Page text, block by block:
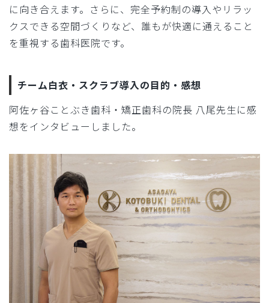
に向き合えます。さらに、完全予約制の導入やリラッ
クスできる空間づくりなど、誰もが快適に通えること
を重視する歯科医院です。
チーム白衣・スクラブ導入の目的・感想
阿佐ヶ谷ことぶき歯科・矯正歯科の院長 八尾先生に感
想をインタビューしました。